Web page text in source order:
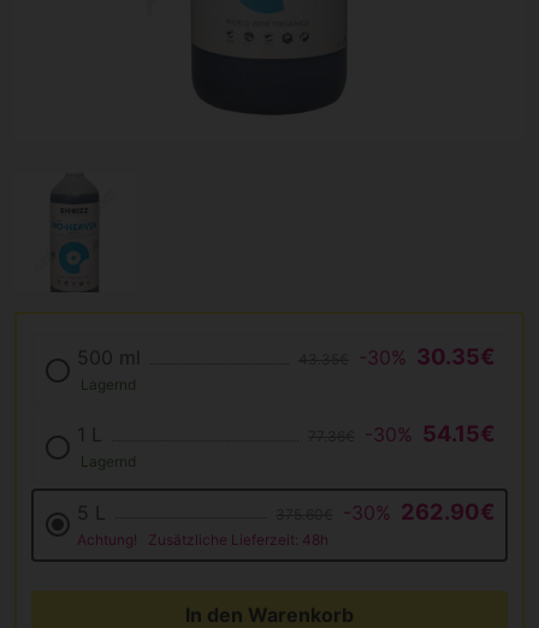
500 ml -30% 30.35€
Lagernd
1 L -30% 54.15€
Lagernd
5 L -30% 262.90€
Achtung! Zusätzliche Lieferzeit: 48h
In den Warenkorb